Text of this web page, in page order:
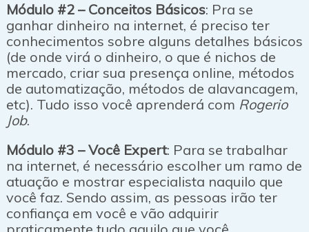
Módulo #2 – Conceitos Básicos: Pra se
ganhar dinheiro na internet, é preciso ter
conhecimentos sobre alguns detalhes básicos
(de onde virá o dinheiro, o que é nichos de
mercado, criar sua presença online, métodos
de automatização, métodos de alavancagem,
etc). Tudo isso você aprenderá com Rogerio
Job.
Módulo #3 – Você Expert: Para se trabalhar
na internet, é necessário escolher um ramo de
atuação e mostrar especialista naquilo que
você faz. Sendo assim, as pessoas irão ter
confiança em você e vão adquirir